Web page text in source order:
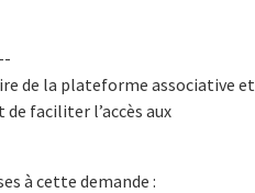
de la plateforme associative et
faciliter l’accès aux
à cette demande :